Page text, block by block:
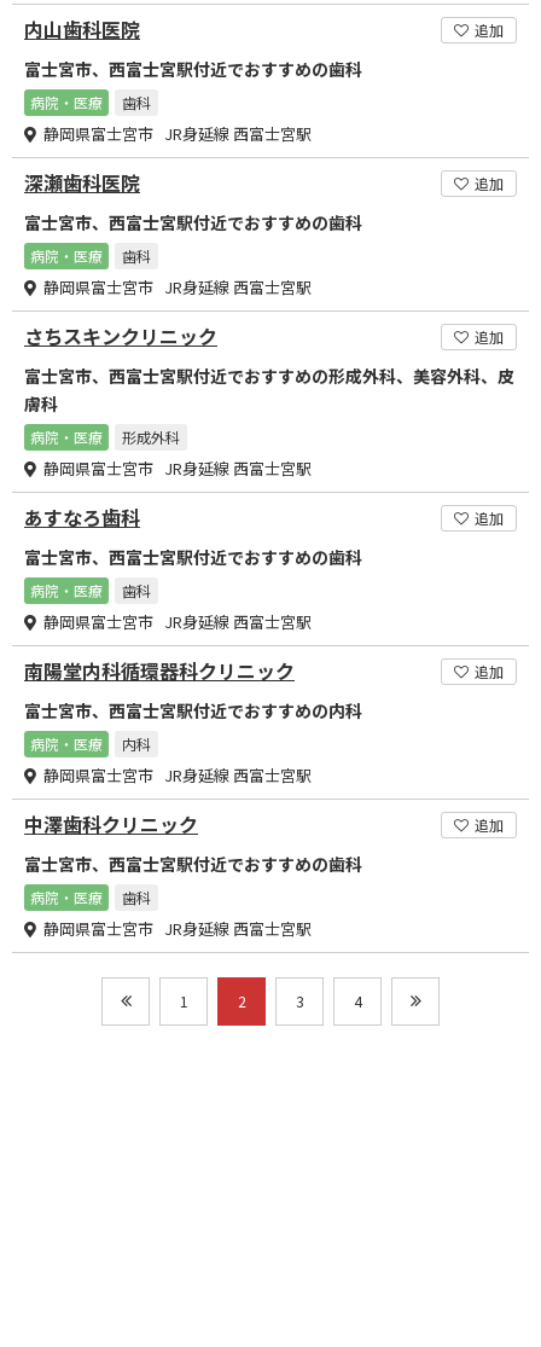
内山歯科医院 追加
富士宮市、西富士宮駅付近でおすすめの歯科
病院・医療 歯科
静岡県富士宮市 JR身延線 西富士宮駅
深瀬歯科医院 追加
富士宮市、西富士宮駅付近でおすすめの歯科
病院・医療 歯科
静岡県富士宮市 JR身延線 西富士宮駅
さちスキンクリニック 追加
富士宮市、西富士宮駅付近でおすすめの形成外科、美容外科、皮
膚科
病院・医療 形成外科
静岡県富士宮市 JR身延線 西富士宮駅
あすなろ歯科 追加
富士宮市、西富士宮駅付近でおすすめの歯科
病院・医療 歯科
静岡県富士宮市 JR身延線 西富士宮駅
南陽堂内科循環器科クリニック 追加
富士宮市、西富士宮駅付近でおすすめの内科
病院・医療 内科
静岡県富士宮市 JR身延線 西富士宮駅
中澤歯科クリニック 追加
富士宮市、西富士宮駅付近でおすすめの歯科
病院・医療 歯科
静岡県富士宮市 JR身延線 西富士宮駅
1 2 3 4